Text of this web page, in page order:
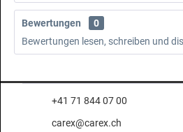
Bewertungen
0
Bewertungen lesen, schreiben und
+41 71 844 07 00
carex@carex.ch